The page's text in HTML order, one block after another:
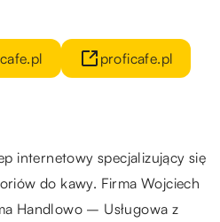
proficafe.pl
internetowy specjalizujący się
do kawy. Firma Wojciech
Handlowo – Usługowa z